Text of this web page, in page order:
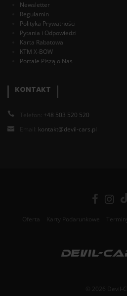
Newsletter
Regulamin
Polityka Prywatności
Pytania i Odpowiedzi
Karta Rabatowa
KTM X-BOW
Portale Piszą o Nas
KONTAKT
Telefon: +48 503 520 520
Email: kontakt@devil-cars.pl
Oferta Karty Podarunkowe
© 2026 Devil-